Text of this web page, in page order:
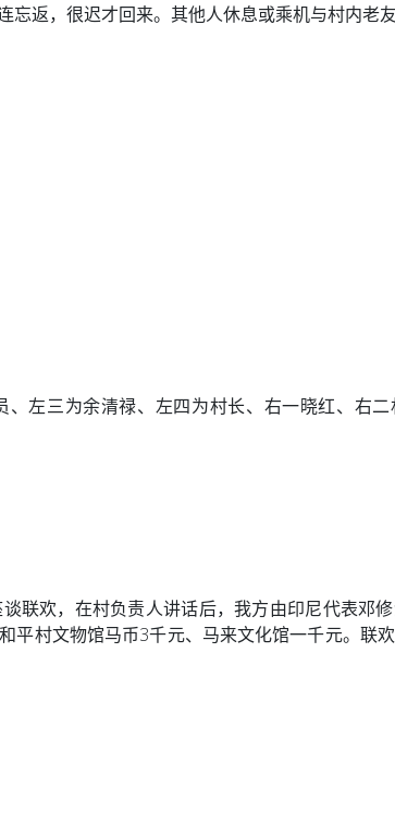
返，很迟才回来。其他人休息或乘机与村内老友
、左三为余清禄、左四为村长、右一晓红、右
联欢，在村负责人讲话后，我方由印尼代表邓
平村文物馆马币3千元、马来文化馆一千元。联